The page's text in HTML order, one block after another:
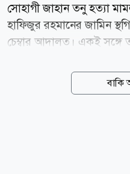
সোহাগী জাহান তনু হত্যা
হাফিজুর রহমানের জামিন
চেম্বার আদালত। একই সঙ্গে
সময়ে আত্মসমর্পণ না করলে
নির্দেশ দিয়েছেন আদালত।
বাকি